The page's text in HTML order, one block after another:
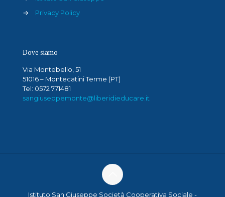
→
Privacy Policy
Dove siamo
Via Montebello, 51
51016 – Montecatini Terme (PT)
Tel: 0572 771481
sangiuseppemonte@liberidieducare.it
Istituto San Giuseppe Società Cooperativa Sociale -